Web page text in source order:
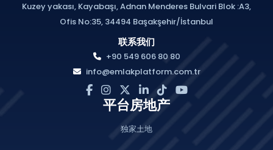
Kuzey yakası, Kayabaşı, Adnan Menderes Bulvari Blok :A3,
Ofis No:35, 34494 Başakşehir/İstanbul
联系我们
+90 549 606 80 80
info@emlakplatform.com.tr
平台房地产
独家土地